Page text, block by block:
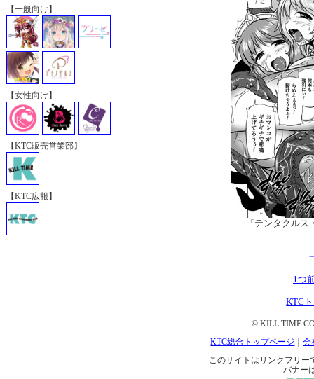
【一般向け】
【女性向け】
【KTC販売営業部】
【KTC広報】
『テンタクル
1つ
KTC
© KILL TIME
KTC総合トップページ
｜会
このサイトはリンクフリー
バナー